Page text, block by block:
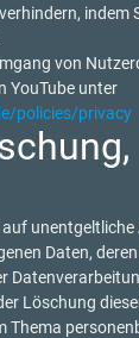
indem
von
YouTube unter
policies/privacy
Daten,
Löschung
Thema